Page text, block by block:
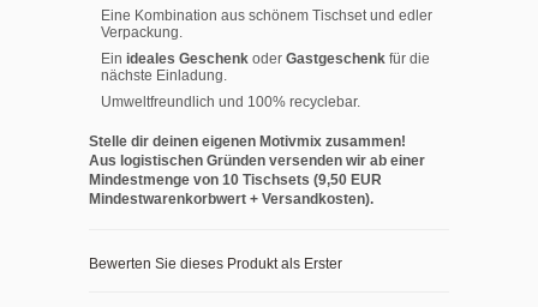
Eine Kombination aus schönem Tischset und edler
Verpackung.
Ein ideales Geschenk oder Gastgeschenk für die
nächste Einladung.
Umweltfreundlich und 100% recyclebar.
Stelle dir deinen eigenen Motivmix zusammen!
Aus logistischen Gründen versenden wir ab einer
Mindestmenge von 10 Tischsets (9,50 EUR
Mindestwarenkorbwert + Versandkosten).
Bewerten Sie dieses Produkt als Erster